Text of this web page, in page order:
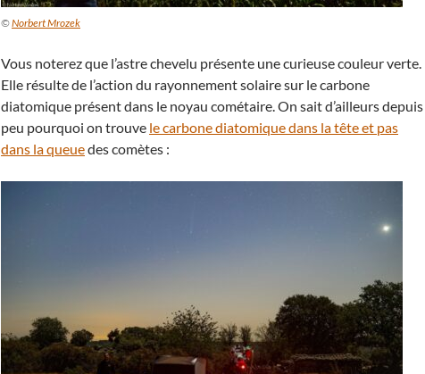
©Norbert Mrozek
Vous noterez que l’astre chevelu présente une curieuse couleur verte.
Elle résulte de l’action du rayonnement solaire sur le carbone
diatomique présent dans le noyau cométaire. On sait d’ailleurs depuis
peu pourquoi on trouve le carbone diatomique dans la tête et pas
dans la queuedes comètes :